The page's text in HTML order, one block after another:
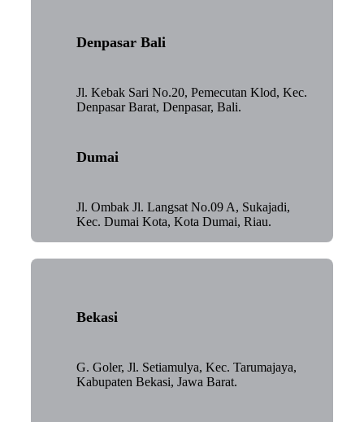
Denpasar Bali
Jl. Kebak Sari No.20, Pemecutan Klod, Kec.
Denpasar Barat, Denpasar, Bali.
Dumai
Jl. Ombak Jl. Langsat No.09 A, Sukajadi,
Kec. Dumai Kota, Kota Dumai, Riau.
Bekasi
G. Goler, Jl. Setiamulya, Kec. Tarumajaya,
Kabupaten Bekasi, Jawa Barat.